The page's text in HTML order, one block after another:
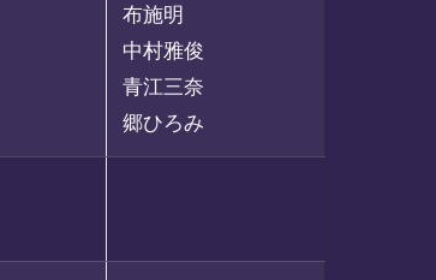
布施明
中村雅俊
青江三奈
郷ひろみ